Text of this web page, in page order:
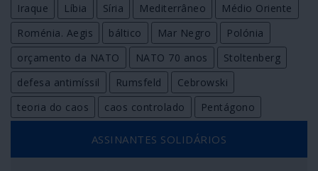
Iraque
Líbia Síria Mediterrâneo
Médio Oriente
Roménia. Aegis
báltico Mar Negro
Polónia
orçamento da NATO
NATO 70 anos
Stoltenberg
defesa antimíssil
Rumsfeld
Cebrowski
teoria do caos
caos controlado Pentágono
ASSINANTES SOLIDÁRIOS